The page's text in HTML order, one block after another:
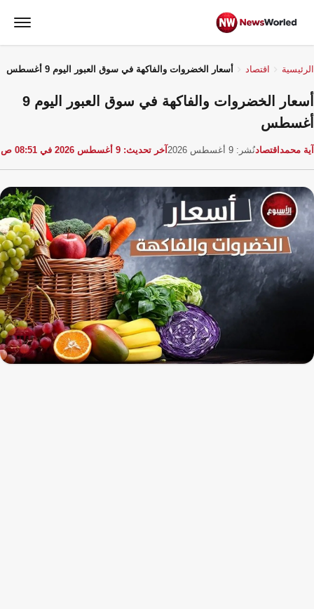
الرئيسية اقتصاد أسعار الخضروات والفاكهة في سوق العبور اليوم 9 أغسطس
أسعار الخضروات والفاكهة في سوق العبور اليوم 9
أغسطس
آية محمد اقتصادنُشر: 9 أغسطس 2026 آخر تحديث: 9 أغسطس 2026 في 08:51 ص